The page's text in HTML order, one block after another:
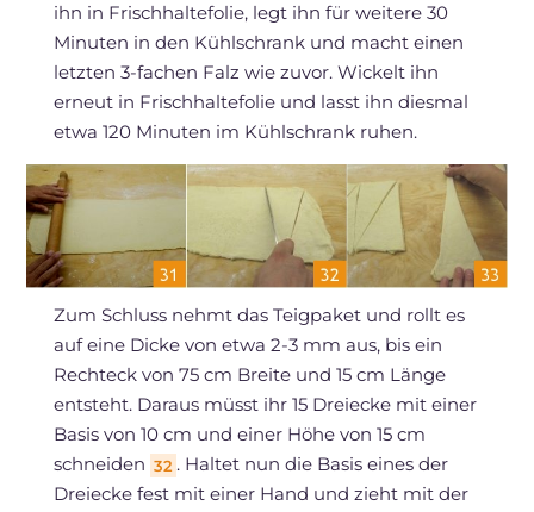
ihn in Frischhaltefolie, legt ihn für weitere 30
Minuten in den Kühlschrank und macht einen
letzten 3-fachen Falz wie zuvor. Wickelt ihn
erneut in Frischhaltefolie und lasst ihn diesmal
etwa 120 Minuten im Kühlschrank ruhen.
Zum Schluss nehmt das Teigpaket und rollt es
auf eine Dicke von etwa 2-3 mm aus, bis ein
Rechteck von 75 cm Breite und 15 cm Länge
entsteht. Daraus müsst ihr 15 Dreiecke mit einer
Basis von 10 cm und einer Höhe von 15 cm
schneiden 32 . Haltet nun die Basis eines der
Dreiecke fest mit einer Hand und zieht mit der